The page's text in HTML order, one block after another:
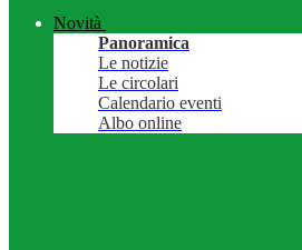
Novità
Panoramica
Le notizie
Le circolari
Calendario eventi
Albo online